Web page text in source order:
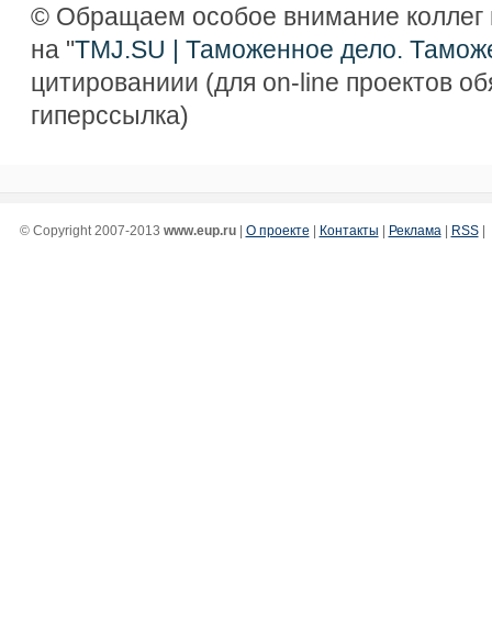
© Обращаем особое внимание коллег
на "TMJ.SU | Таможенное дело.
цитированиии (для on-line проектов
гиперссылка)
© Copyright 2007-2013 www.eup.ru| О проекте | Контакты | Реклама | RSS|